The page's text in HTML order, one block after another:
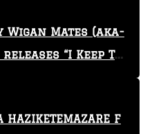
Mates (aka-
“I Keep Tr
HAZIKETEMAZARE F